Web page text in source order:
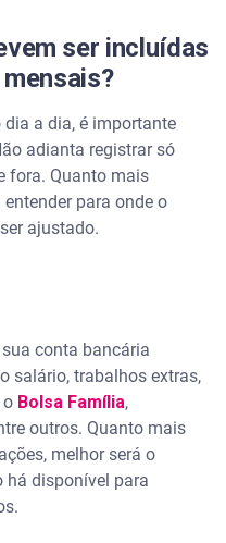
ser incluídas
a dia, é importante
adianta registrar só
fora. Quanto mais
para onde o
ajustado.
conta bancária
salário, trabalhos extras,
o Bolsa Família,
outros. Quanto mais
melhor será o
há disponível para